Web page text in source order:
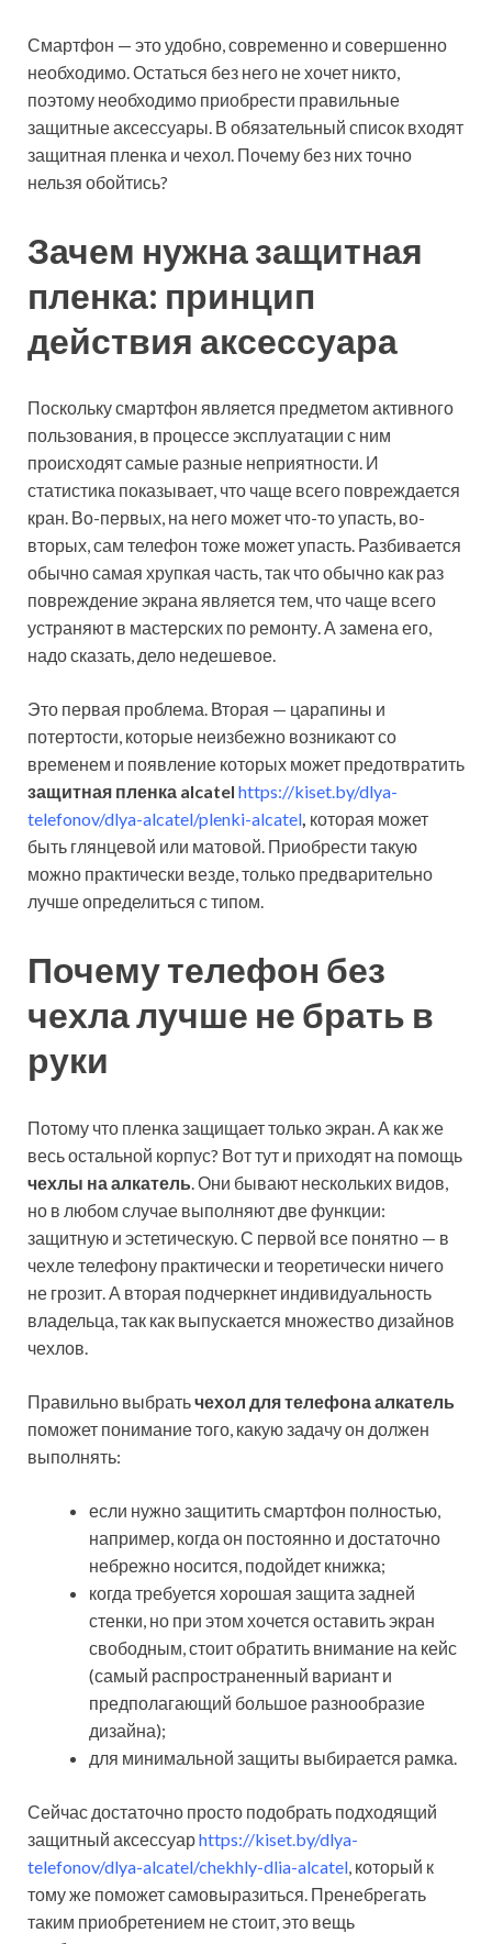
Смартфон — это удобно, современно и совершенно
необходимо. Остаться без него не хочет никто,
поэтому необходимо приобрести правильные
защитные аксессуары. В обязательный список входят
защитная пленка и чехол. Почему без них точно
нельзя обойтись?
Зачем нужна защитная
пленка: принцип
действия аксессуара
Поскольку смартфон является предметом активного
пользования, в процессе эксплуатации с ним
происходят самые разные неприятности. И
статистика показывает, что чаще всего повреждается
кран. Во-первых, на него может что-то упасть, во-
вторых, сам телефон тоже может упасть. Разбивается
обычно самая хрупкая часть, так что обычно как раз
повреждение экрана является тем, что чаще всего
устраняют в мастерских по ремонту. А замена его,
надо сказать, дело недешевое.
Это первая проблема. Вторая — царапины и
потертости, которые неизбежно возникают со
временем и появление которых может предотвратить
защитная пленка alcatel https://kiset.by/dlya-
telefonov/dlya-alcatel/plenki-alcatel, которая может
быть глянцевой или матовой. Приобрести такую
можно практически везде, только предварительно
лучше определиться с типом.
Почему телефон без
чехла лучше не брать в
руки
Потому что пленка защищает только экран. А как же
весь остальной корпус? Вот тут и приходят на помощь
чехлы на алкатель. Они бывают нескольких видов,
но в любом случае выполняют две функции:
защитную и эстетическую. С первой все понятно — в
чехле телефону практически и теоретически ничего
не грозит. А вторая подчеркнет индивидуальность
владельца, так как выпускается множество дизайнов
чехлов.
Правильно выбратьчехол для телефона алкатель
поможет понимание того, какую задачу он должен
выполнять:
если нужно защитить смартфон полностью,
например, когда он постоянно и достаточно
небрежно носится, подойдет книжка;
когда требуется хорошая защита задней
стенки, но при этом хочется оставить экран
свободным, стоит обратить внимание на кейс
(самый распространенный вариант и
предполагающий большое разнообразие
дизайна);
для минимальной защиты выбирается рамка.
Сейчас достаточно просто подобрать подходящий
защитный аксессуарhttps://kiset.by/dlya-
telefonov/dlya-alcatel/chekhly-dlia-alcatel, который к
тому же поможет самовыразиться. Пренебрегать
таким приобретением не стоит, это вещь